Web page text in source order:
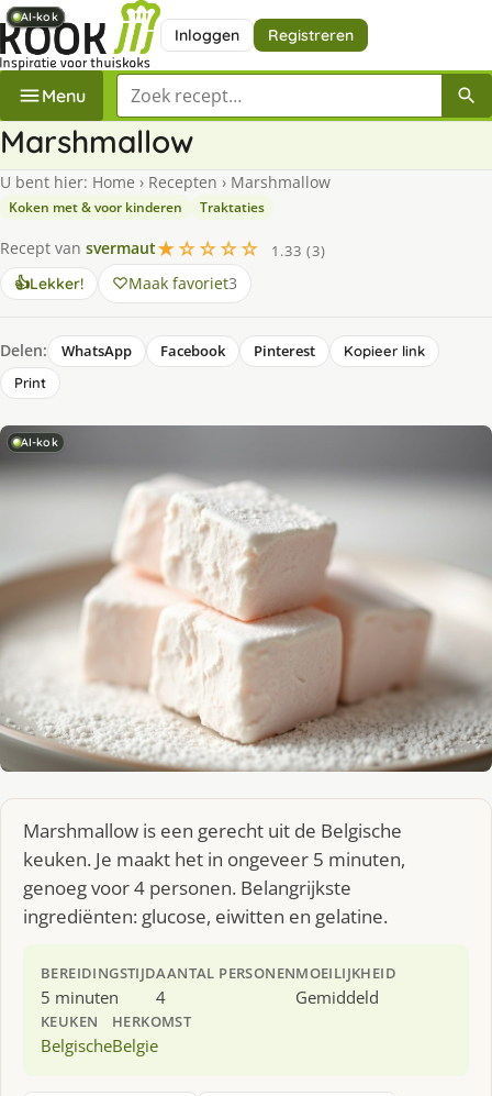
Inloggen Registreren
Menu Zoek een recept
Marshmallow
U bent hier: Home › Recepten › Marshmallow
Koken met & voor kinderen Traktaties
Recept van svermaut★☆☆☆☆
1.33 (3)
👍Lekker! Maak favoriet3
Delen: WhatsApp Facebook Pinterest
Kopieer link
Print
AI-kok
Marshmallow is een gerecht uit de Belgische
keuken. Je maakt het in ongeveer 5 minuten,
genoeg voor 4 personen. Belangrijkste
ingrediënten: glucose, eiwitten en gelatine.
BEREIDINGSTIJD
5 minuten
AANTAL PERSONEN
4
MOEILIJKHEID
Gemiddeld
KEUKEN
Belgische
HERKOMST
Belgie
AI-kok
AI-kok
AI-kok
AI-kok
AI-kok